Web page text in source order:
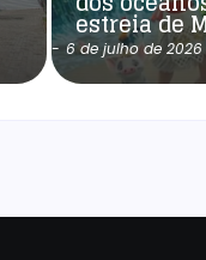
estreia de
- 6 de julho de 2026